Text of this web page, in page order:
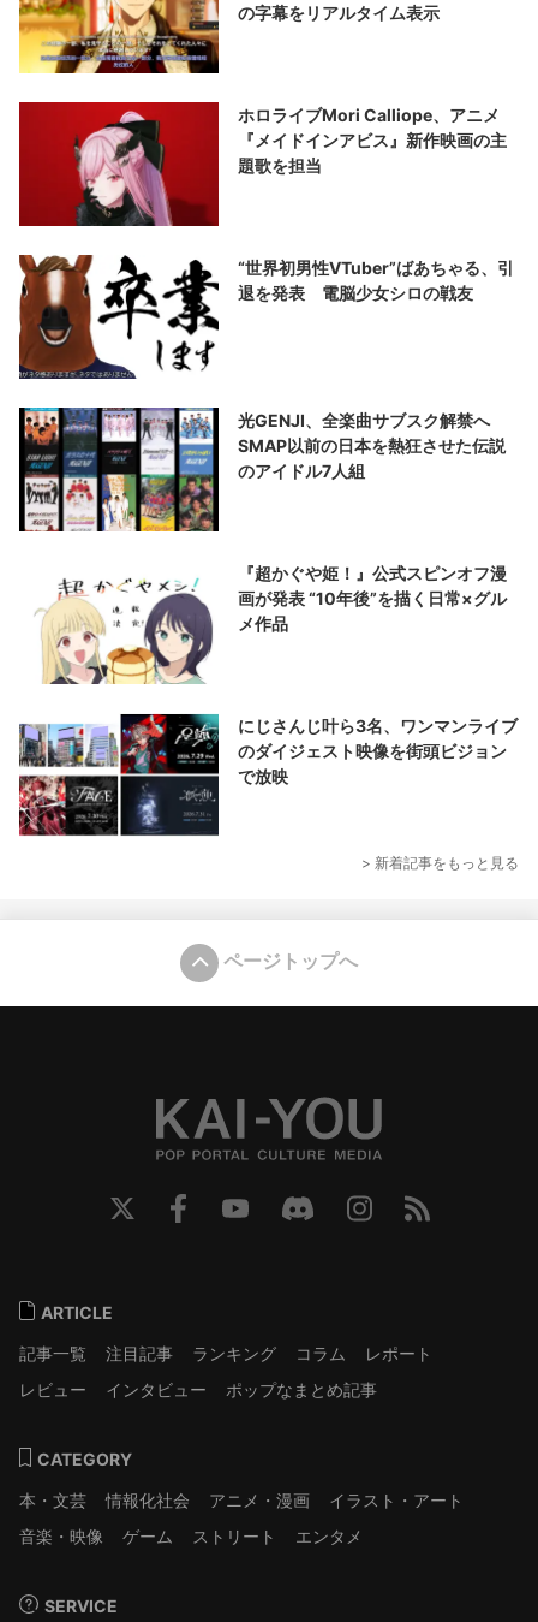
の字幕をリアルタイム表示
ホロライブMori Calliope、アニメ
『メイドインアビス』新作映画の主
題歌を担当
“世界初男性VTuber”ばあちゃる、引
退を発表 電脳少女シロの戦友
光GENJI、全楽曲サブスク解禁へ
SMAP以前の日本を熱狂させた伝説
のアイドル7人組
『超かぐや姫！』公式スピンオフ漫
画が発表 “10年後”を描く日常×グル
メ作品
にじさんじ叶ら3名、ワンマンライブ
のダイジェスト映像を街頭ビジョン
で放映
> 新着記事をもっと見る
ページトップへ
ARTICLE
記事一覧
注目記事 ランキング コラム
レポート
レビュー
インタビュー ポップなまとめ記事
CATEGORY
本・文芸
情報化社会 アニメ・漫画
イラスト・アート
音楽・映像
ゲーム ストリート エンタメ
SERVICE